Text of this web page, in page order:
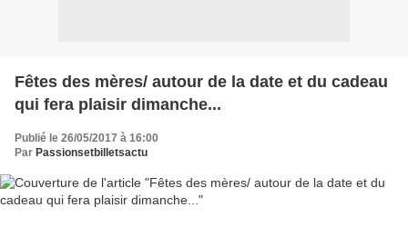
Fêtes des mères/ autour de la date et du cadeau
qui fera plaisir dimanche...
Publié le 26/05/2017 à 16:00
Par Passionsetbilletsactu